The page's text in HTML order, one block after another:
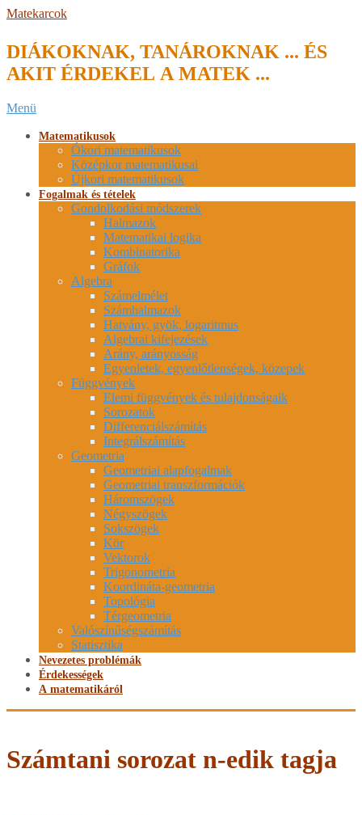
Skip
content
Matekarcok
DIÁKOKNAK, TANÁROKNAK ... ÉS
AKIT ÉRDEKEL A MATEK ...
Secondary
Menu
Menü
Matematikusok
Ókori matematikusok
Középkor matematikusai
Újkori matematikusok
Fogalmak és tételek
Gondolkodási módszerek
Halmazok
Matematikai logika
Kombinatorika
Gráfok
Algebra
Számelmélet
Számhalmazok
Hatvány, gyök, logaritmus
Algebrai kifejezések
Arány, arányosság
Egyenletek, egyenlőtlenségek, közepek
Függvények
Elemi függvények és tulajdonságaik
Sorozatok
Differenciálszámítás
Integrálszámítás
Geometria
Geometriai alapfogalmak
Geometriai transzformációk
Háromszögek
Négyszögek
Sokszögek
Kör
Vektorok
Trigonometria
Koordináta-geometria
Topológia
Térgeometria
Valószínűségszámítás
Statisztika
Nevezetes problémák
Érdekességek
A matematikáról
Számtani sorozat n-edik tagja